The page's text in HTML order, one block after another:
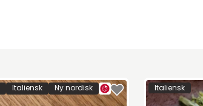
Italiensk Ny nordisk Italiensk